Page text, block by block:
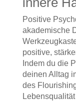
Positive
akademische
positive,
Indem du die
deinen Alltag
des